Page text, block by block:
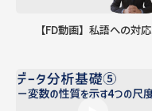
【FD動画】私語への対応